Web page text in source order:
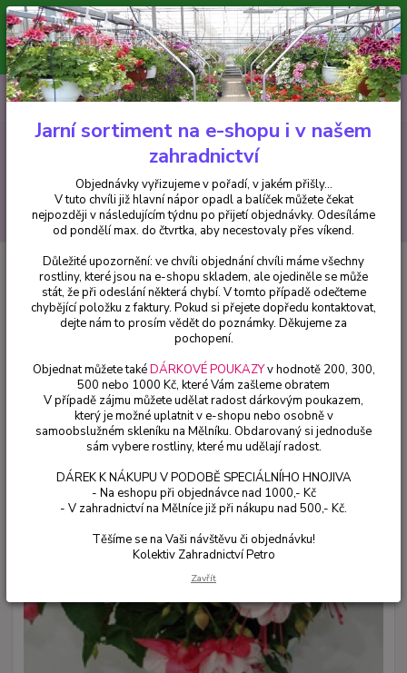
Minimální hodnota pro odeslání z e-shopu je 300 Kč.
V tuto chvíli již hlavní nápor objednávek opadl a balíček můžete čekat
nejpozději v následujícím týdnu po přijetí objednávky. Objednávky
vyřizujeme v pořadí, v jakém přišly...
CZK
Hledat
+420 602 223 614 0ks
za0 Kč
Fuchsie Jollies La Grande Turancon 1165 F
Jollies La Grande Turancon 1165
Jarní sortiment na e-shopu i v našem
zahradnictví
Objednávky vyřizujeme v pořadí, v jakém přišly...
V tuto chvíli již hlavní nápor opadl a balíček můžete čekat
nejpozději v následujícím týdnu po přijetí objednávky. Odesíláme
od pondělí max. do čtvrtka, aby necestovaly přes víkend.
Důležité upozornění: ve chvíli objednání chvíli máme všechny
rostliny, které jsou na e-shopu skladem, ale ojediněle se může
stát, že při odeslání některá chybí. V tomto případě odečteme
chybějící položku z faktury. Pokud si přejete dopředu kontaktovat,
dejte nám to prosím vědět do poznámky. Děkujeme za
pochopení.
Objednat můžete takéDÁRKOVÉ POUKAZYv hodnotě 200, 300,
500 nebo 1000 Kč, které Vám zašleme obratem
V případě zájmu můžete udělat radost dárkovým poukazem,
který je možné uplatnit v e-shopu nebo osobně v
samoobslužném skleníku na Mělníku. Obdarovaný si jednoduše
sám vybere rostliny, které mu udělají radost.
DÁREK K NÁKUPU V PODOBĚ SPECIÁLNÍHO HNOJIVA
- Na eshopu při objednávce nad 1000,- Kč
- V zahradnictví na Mělníce již při nákupu nad 500,- Kč.
Těšíme se na Vaši návštěvu či objednávku!
Kolektiv Zahradnictví Petro
Zavřít